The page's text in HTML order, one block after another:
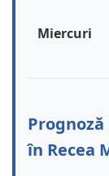
Miercuri
în Recea